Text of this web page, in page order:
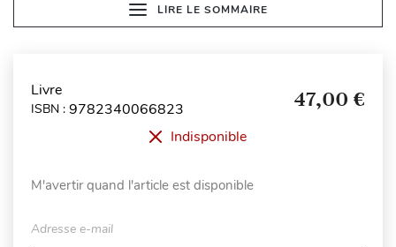
LIRE LE SOMMAIRE
Livre
ISBN : 9782340066823 47,00 €
Indisponible
M'avertir quand l'article est disponible
Adresse e-mail